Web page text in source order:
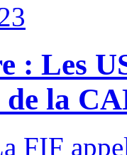
: Les
la
FIF